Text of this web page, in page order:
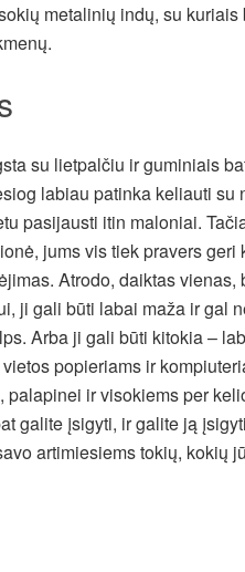
metalinių indų, su
su lietpalčiu ir guminiais
labiau patinka keliauti
pasijausti itin maloniai.
jums vis tiek pravers
Atrodo, daiktas
ji gali būti labai maža ir gal
Arba ji gali būti kitokia –
popieriams ir
palapinei ir visokiems per
galite įsigyti, ir galite ją
artimiesiems tokių, kokių